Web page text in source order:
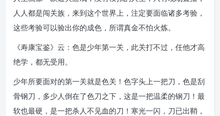
人人都是闯关族，来到这个世界上，注定要面临诸多考验，
这些考验可以验出你的成色，所谓真金不怕火炼。
《寿康宝鉴》云：色是少年第一关，此关打不过，任他才高
绝学，都无受用。
少年所要面对的第一关就是色关！色字头上一把刀，色是刮
骨钢刀，多少人倒在了色刀之下，这是一把温柔的钢刀！最
软也最硬，是一把杀人不见血的刀！寒光一闪，刀已出鞘，